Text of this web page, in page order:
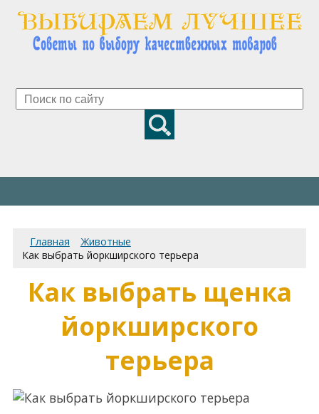
Главная
Животные
Как выбрать йоркширского терьера
Как выбрать щенка
йоркширского
терьера